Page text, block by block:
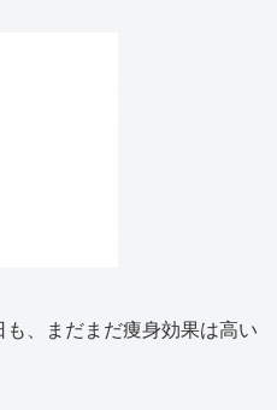
、まだまだ痩身効果は高い